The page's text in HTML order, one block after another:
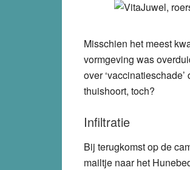
Misschien het meest
vormgeving was
over ‘vaccinatieschade’
thuishoort, toch?
Infiltratie
Bij terugkomst op de
mailtje naar het